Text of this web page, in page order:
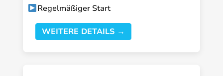
Regelmäßiger Start
WEITERE DETAILS →